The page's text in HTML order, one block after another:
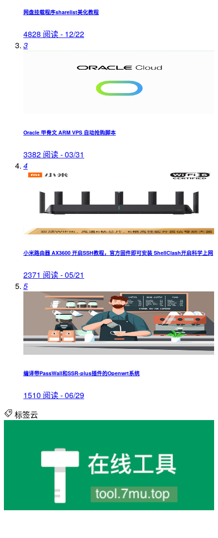
网盘挂载程序sharelist美化教程
4828 阅读 - 12/22
3
Oracle 甲骨文 ARM VPS 自动抢购脚本
3382 阅读 - 03/31
4
小米路由器 AX3600 开启SSH教程，官方固件即可安装 ShellClash开启科学上网
2371 阅读 - 05/21
5
编译带PassWall和SSR-plus插件的Openwrt系统
1510 阅读 - 06/29
标签云